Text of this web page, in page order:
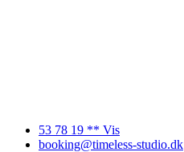
53 78 19 ** Vis
booking@timeless-studio.dk